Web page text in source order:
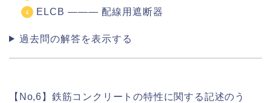
ELCB ――― 配線用遮断器
過去問の解答を表示する
【No,6】鉄筋コンクリートの特性に関する記述のう